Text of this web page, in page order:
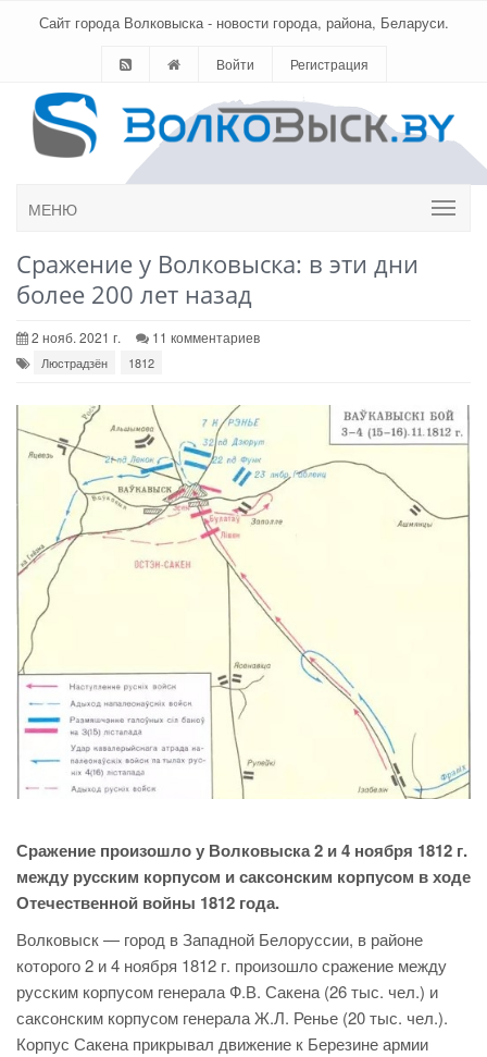
Сайт города Волковыска - новости города, района, Беларуси.
Войти Регистрация
МЕНЮ
Сражение у Волковыска: в эти дни
более 200 лет назад
2 нояб. 2021 г. 11 комментариев
Люстрадзён 1812
Сражение произошло у Волковыска 2 и 4 ноября 1812 г.
между русским корпусом и саксонским корпусом в ходе
Отечественной войны 1812 года.
Волковыск — город в Западной Белоруссии, в районе
которого 2 и 4 ноября 1812 г. произошло сражение между
русским корпусом генерала Ф.В. Сакена (26 тыс. чел.) и
саксонским корпусом генерала Ж.Л. Ренье (20 тыс. чел.).
Корпус Сакена прикрывал движение к Березине армии